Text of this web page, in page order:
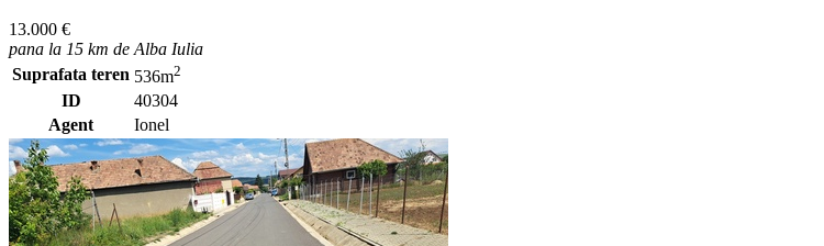
13.000 €
pana la 15 km de Alba Iulia
Suprafata teren 536m2
ID
40304
Agent
Ionel